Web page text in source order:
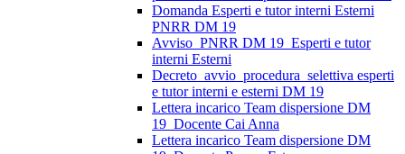
Domanda Esperti e tutor interni Esterni
PNRR DM 19
Avviso_PNRR DM 19_Esperti e tutor
interni Esterni
Decreto_avvio_procedura_selettiva esperti
e tutor interni e esterni DM 19
Lettera incarico Team dispersione DM
19_Docente Cai Anna
Lettera incarico Team dispersione DM